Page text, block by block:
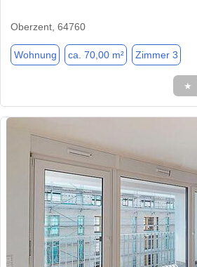
Oberzent, 64760
Wohnung ca. 70,00 m² Zimmer 3
★